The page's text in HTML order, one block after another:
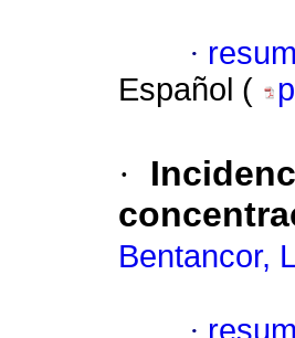
·
Español (
·
Bentancor,
·